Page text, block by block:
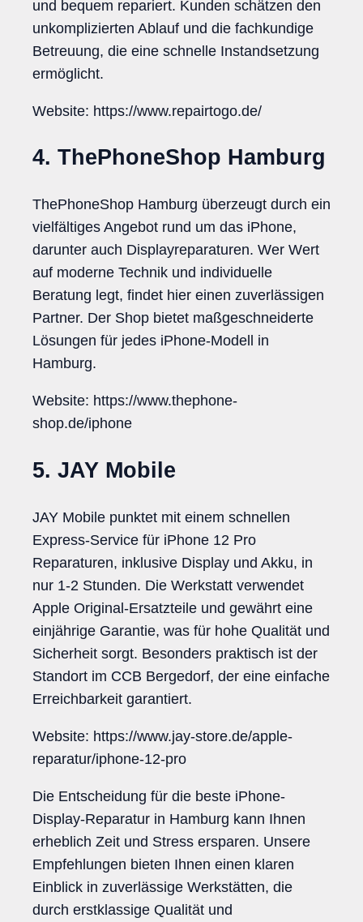
und bequem repariert. Kunden schätzen den
unkomplizierten Ablauf und die fachkundige
Betreuung, die eine schnelle Instandsetzung
ermöglicht.
Website: https://www.repairtogo.de/
4. ThePhoneShop Hamburg
ThePhoneShop Hamburg überzeugt durch ein
vielfältiges Angebot rund um das iPhone,
darunter auch Displayreparaturen. Wer Wert
auf moderne Technik und individuelle
Beratung legt, findet hier einen zuverlässigen
Partner. Der Shop bietet maßgeschneiderte
Lösungen für jedes iPhone-Modell in
Hamburg.
Website: https://www.thephone-
shop.de/iphone
5. JAY Mobile
JAY Mobile punktet mit einem schnellen
Express-Service für iPhone 12 Pro
Reparaturen, inklusive Display und Akku, in
nur 1-2 Stunden. Die Werkstatt verwendet
Apple Original-Ersatzteile und gewährt eine
einjährige Garantie, was für hohe Qualität und
Sicherheit sorgt. Besonders praktisch ist der
Standort im CCB Bergedorf, der eine einfache
Erreichbarkeit garantiert.
Website: https://www.jay-store.de/apple-
reparatur/iphone-12-pro
Die Entscheidung für die beste iPhone-
Display-Reparatur in Hamburg kann Ihnen
erheblich Zeit und Stress ersparen. Unsere
Empfehlungen bieten Ihnen einen klaren
Einblick in zuverlässige Werkstätten, die
durch erstklassige Qualität und